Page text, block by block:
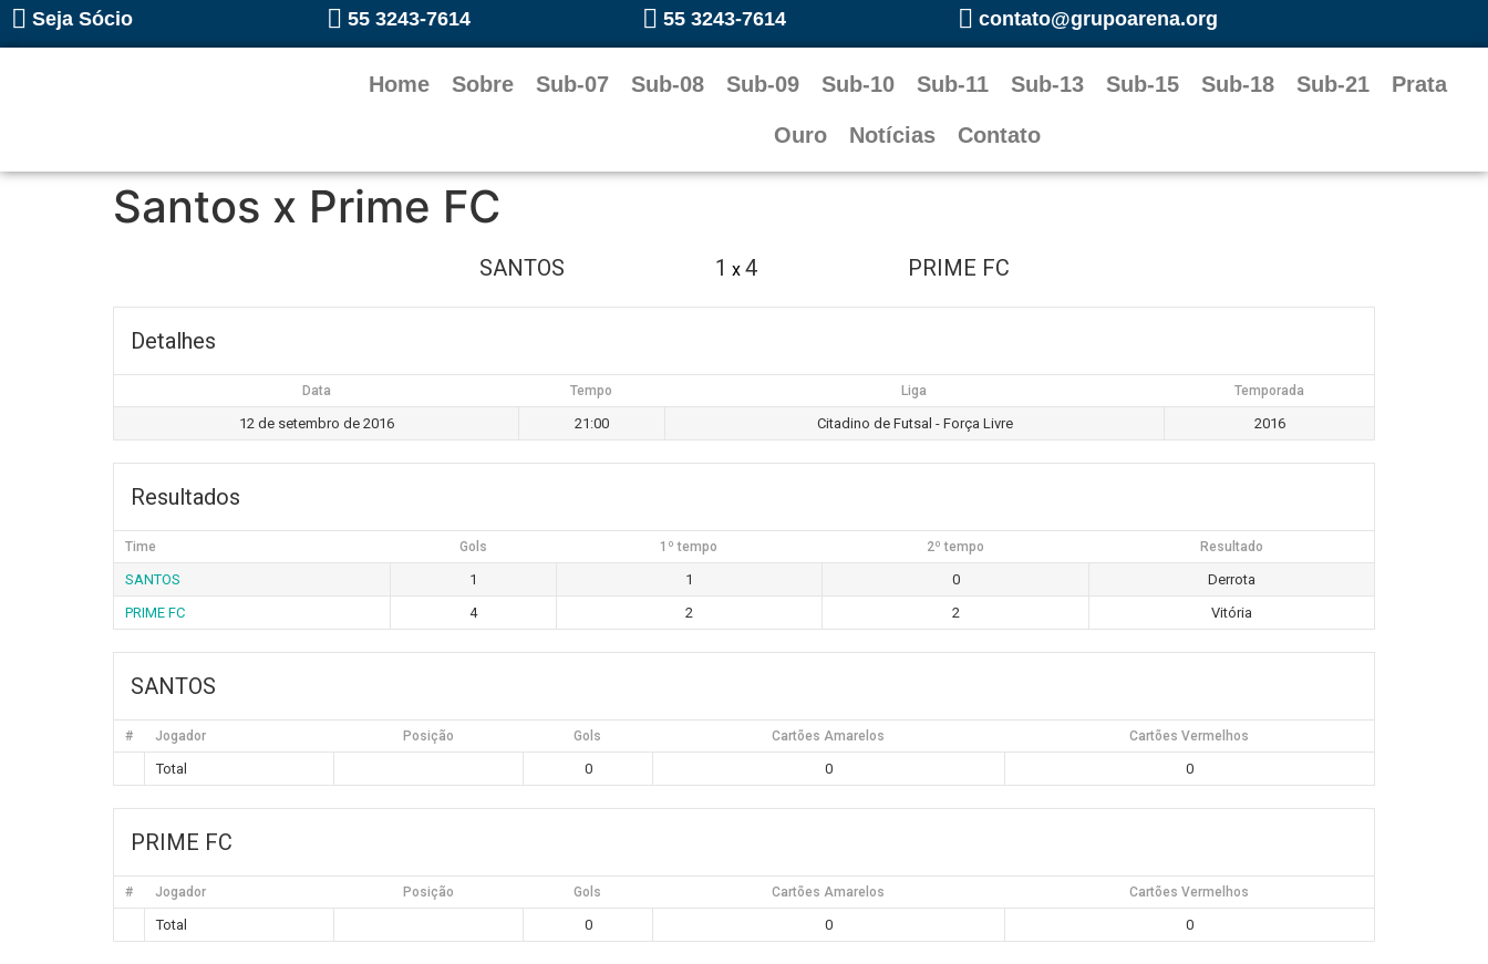
Seja Sócio 55 3243-7614 55 3243-7614 contato@grupoarena.org
Home Sobre Sub-07 Sub-08 Sub-09 Sub-10 Sub-11 Sub-13 Sub-15 Sub-18 Sub-21 Prata
Ouro Notícias Contato
Santos x Prime FC
SANTOS 1 x 4 PRIME FC
Detalhes
Data Tempo Liga Temporada
12 de setembro de 2016 21:00 Citadino de Futsal - Força Livre 2016
Resultados
Time Gols 1º tempo 2º tempo Resultado
SANTOS 1 1 0
Derrota
PRIME FC
4 2 2 Vitória
SANTOS
# Jogador Posição Gols Cartões Amarelos Cartões Vermelhos
Total 0 0 0
PRIME FC
# Jogador Posição Gols Cartões Amarelos Cartões Vermelhos
Total 0 0 0